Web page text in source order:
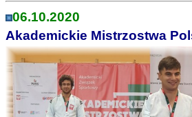
06.10.2020
Akademickie Mistrzostwa